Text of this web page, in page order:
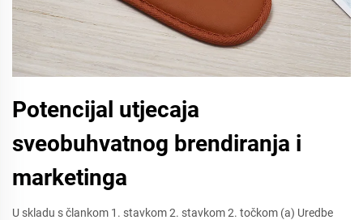
Potencijal utjecaja
sveobuhvatnog brendiranja i
marketinga
U skladu s člankom 1. stavkom 2. stavkom 2. točkom (a) Uredbe